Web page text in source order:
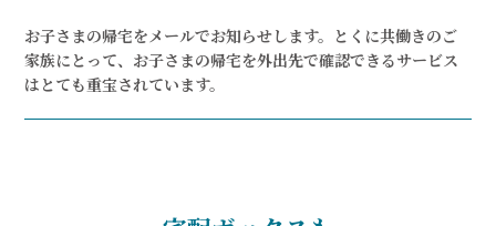
お子さまの帰宅をメールでお知らせします。とくに共働きのご
家族にとって、お子さまの帰宅を外出先で確認できるサービス
はとても重宝されています。